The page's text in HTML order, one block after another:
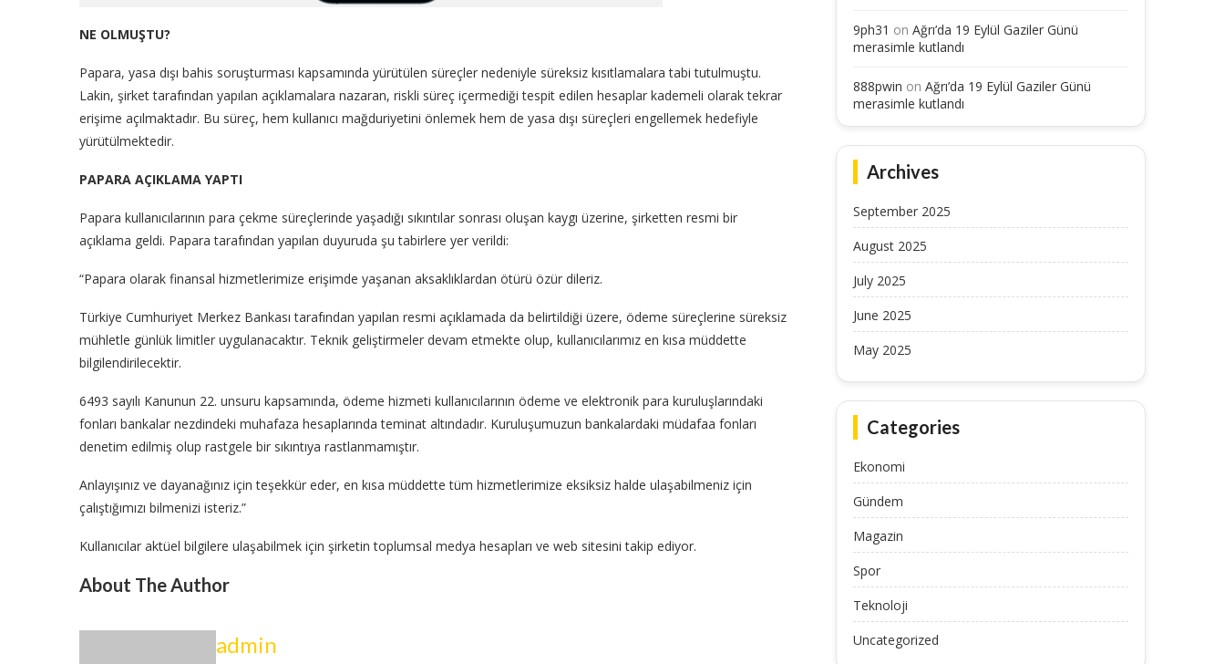
NE OLMUŞTU?
Papara, yasa dışı bahis soruşturması kapsamında yürütülen süreçler nedeniyle süreksiz kısıtlamalara tabi tutulmuştu.
Lakin, şirket tarafından yapılan açıklamalara nazaran, riskli süreç içermediği tespit edilen hesaplar kademeli olarak tekrar
erişime açılmaktadır. Bu süreç, hem kullanıcı mağduriyetini önlemek hem de yasa dışı süreçleri engellemek hedefiyle
yürütülmektedir.
PAPARA AÇIKLAMA YAPTI
Papara kullanıcılarının para çekme süreçlerinde yaşadığı sıkıntılar sonrası oluşan kaygı üzerine, şirketten resmi bir
açıklama geldi. Papara tarafından yapılan duyuruda şu tabirlere yer verildi:
“Papara olarak finansal hizmetlerimize erişimde yaşanan aksaklıklardan ötürü özür dileriz.
Türkiye Cumhuriyet Merkez Bankası tarafından yapılan resmi açıklamada da belirtildiği üzere, ödeme süreçlerine süreksiz
mühletle günlük limitler uygulanacaktır. Teknik geliştirmeler devam etmekte olup, kullanıcılarımız en kısa müddette
bilgilendirilecektir.
6493 sayılı Kanunun 22. unsuru kapsamında, ödeme hizmeti kullanıcılarının ödeme ve elektronik para kuruluşlarındaki
fonları bankalar nezdindeki muhafaza hesaplarında teminat altındadır. Kuruluşumuzun bankalardaki müdafaa fonları
denetim edilmiş olup rastgele bir sıkıntıya rastlanmamıştır.
Anlayışınız ve dayanağınız için teşekkür eder, en kısa müddette tüm hizmetlerimize eksiksiz halde ulaşabilmeniz için
çalıştığımızı bilmenizi isteriz.”
Kullanıcılar aktüel bilgilere ulaşabilmek için şirketin toplumsal medya hesapları ve web sitesini takip ediyor.
About The Author
admin
9ph31 on Ağrı’da 19 Eylül Gaziler Günü
merasimle kutlandı
888pwin on Ağrı’da 19 Eylül Gaziler Günü
merasimle kutlandı
Archives
September 2025
August 2025
July 2025
June 2025
May 2025
Categories
Ekonomi
Gündem
Magazin
Spor
Teknoloji
Uncategorized